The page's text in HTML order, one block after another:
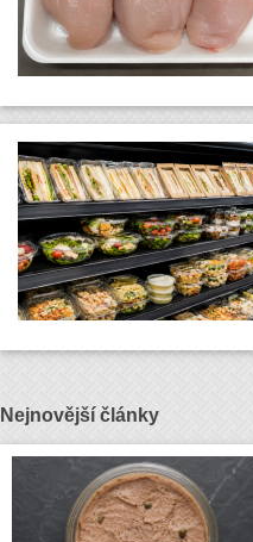
Nejnovější články